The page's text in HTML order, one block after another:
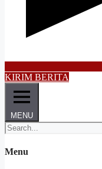
KIRIM BERITA
MENU
Menu